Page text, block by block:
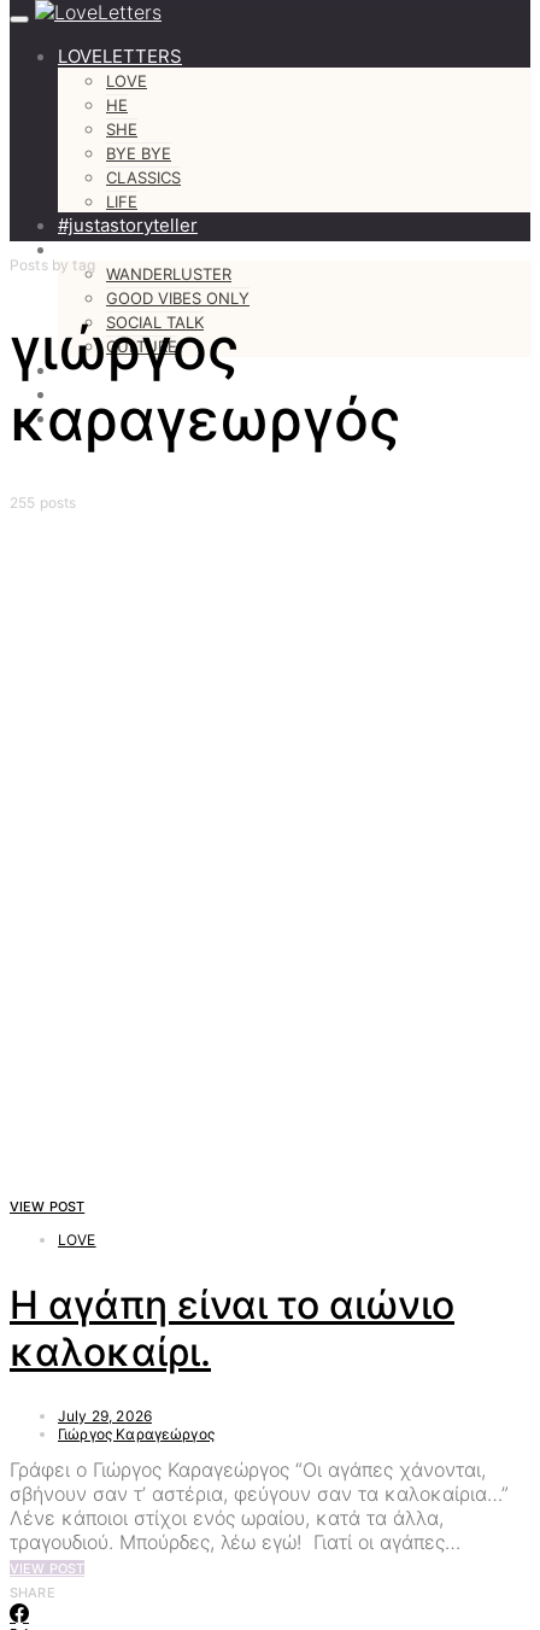
LOVELETTERS
LOVE
HE
SHE
BYE BYE
CLASSICS
LIFE
#justastoryteller
MORE
WANDERLUSTER
GOOD VIBES ONLY
SOCIAL TALK
CULTURE
LOVESTARS
WEB RADIO
Posts by tag
γιώργος
καραγεωργός
255 posts
VIEW POST
LOVE
Η αγάπη είναι το αιώνιο
καλοκαίρι.
July 29, 2026
Γιώργος Καραγεώργος
Γράφει ο Γιώργος Καραγεώργος “Οι αγάπες χάνονται,
σβήνουν σαν τ’ αστέρια, φεύγουν σαν τα καλοκαίρια…”
Λένε κάποιοι στίχοι ενός ωραίου, κατά τα άλλα,
τραγουδιού. Μπούρδες, λέω εγώ! Γιατί οι αγάπες…
VIEW POST
SHARE